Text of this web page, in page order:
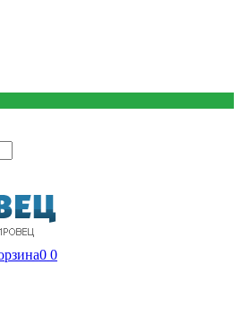
0 0